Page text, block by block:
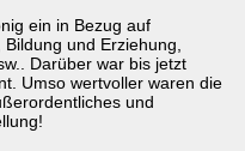
ein in Bezug auf
und Erziehung,
Darüber war bis jetzt
Umso wertvoller waren die
und